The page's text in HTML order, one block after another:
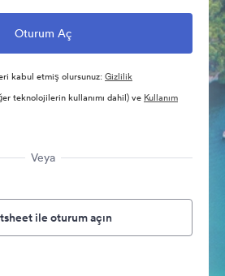
kabul etmiş olursunuz:Gizlilik
teknolojilerin kullanımı dahil) ve Kullanım
Veya
ile oturum açın